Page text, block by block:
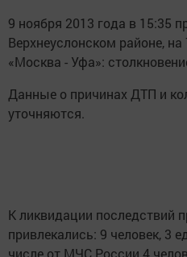
9 ноября 2013 года в 15:35
Верхнеуслонском районе,
«Москва - Уфа»:
Данные о причинах ДТП и
уточняются.
К ликвидации последствий
привлекались: 9 человек, 3
числе от МЧС России 4